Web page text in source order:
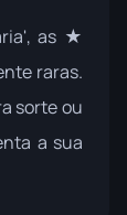
as ★
raras.
sorte ou
a sua